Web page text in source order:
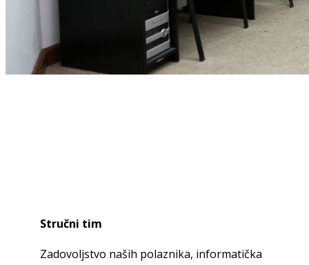
Stručni tim
Zadovoljstvo naših polaznika, informatička